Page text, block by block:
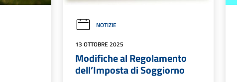
NOTIZIE
13 OTTOBRE 2025
Modifiche al Regolamento
dell’Imposta di Soggiorno